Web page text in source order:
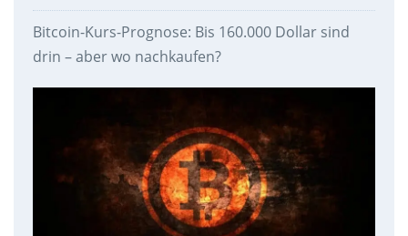
Bitcoin-Kurs-Prognose: Bis 160.000 Dollar sind
drin – aber wo nachkaufen?